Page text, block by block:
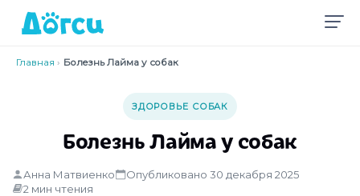
Главная › Болезнь Лайма у собак
ЗДОРОВЬЕ СОБАК
Болезнь Лайма у собак
Анна Матвиенко
Опубликовано 30 декабря 2025
2 мин чтения